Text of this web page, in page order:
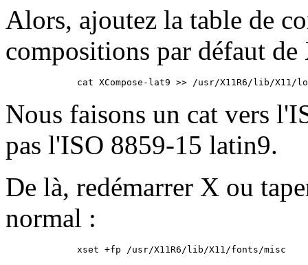
Alors, ajoutez la table de
compositions par défaut
Nous faisons un cat vers
pas l'ISO 8859-15 latin9.
De là, redémarrer X ou
normal :